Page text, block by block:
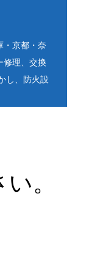
・京都・奈
修理、交換
し、防火設
。